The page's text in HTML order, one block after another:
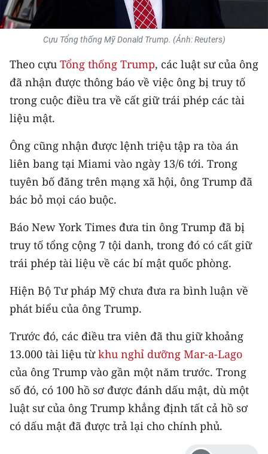
KHOA HỌC - CÔNG NGHỆ
MÔI TRƯỜNG
BẠN ĐỌC
KIỂM CHỨNG THÔNG TIN
TRI THỨC CHUYÊN SÂU
54 DÂN TỘC VIỆT NAM
CHƯƠNG TRÌNH OCOP - MỖI XÃ
MỘT SẢN PHẨM
RADIO
MEDIA CENTER
E-Magazine
Media Chính trị
Media Kinh tế
Media Văn hóa
Media Xã hội
Cựu Tổng thống Mỹ Donald Trump. (Ảnh: Reuters)
Theo cựu Tổng thống Trump, các luật sư của ông
đã nhận được thông báo về việc ông bị truy tố
trong cuộc điều tra về cất giữ trái phép các tài
liệu mật.
Ông cũng nhận được lệnh triệu tập ra tòa án
liên bang tại Miami vào ngày 13/6 tới. Trong
tuyên bố đăng trên mạng xã hội, ông Trump đã
bác bỏ mọi cáo buộc.
Báo New York Times đưa tin ông Trump đã bị
truy tố tổng cộng 7 tội danh, trong đó có cất giữ
trái phép tài liệu về các bí mật quốc phòng.
Hiện Bộ Tư pháp Mỹ chưa đưa ra bình luận về
phát biểu của ông Trump.
Trước đó, các điều tra viên đã thu giữ khoảng
13.000 tài liệu từkhu nghỉ dưỡng Mar-a-Lago
của ông Trump vào gần một năm trước. Trong
số đó, có 100 hồ sơ được đánh dấu mật, dù một
luật sư của ông Trump khẳng định tất cả hồ sơ
có dấu mật đã được trả lại cho chính phủ.